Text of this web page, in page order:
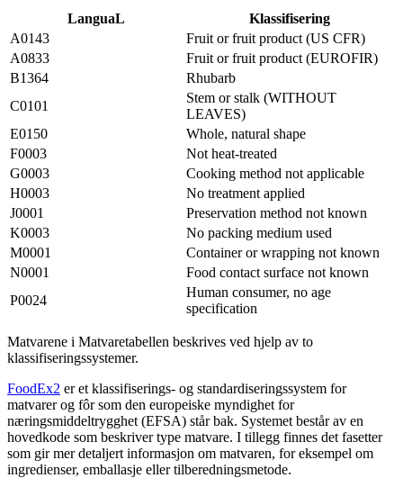
LanguaL
Klassifisering
A0143
Fruit or fruit product (US CFR)
A0833
Fruit or fruit product (EUROFIR)
B1364
Rhubarb
C0101
Stem or stalk (WITHOUT
LEAVES)
E0150
Whole, natural shape
F0003
Not heat-treated
G0003
Cooking method not applicable
H0003
No treatment applied
J0001
Preservation method not known
K0003
No packing medium used
M0001
Container or wrapping not known
N0001
Food contact surface not known
P0024
Human consumer, no age
specification
Matvarene i Matvaretabellen beskrives ved hjelp av to
klassifiseringssystemer.
FoodEx2 er et klassifiserings- og standardiseringssystem for
matvarer og fôr som den europeiske myndighet for
næringsmiddeltrygghet (EFSA) står bak. Systemet består av en
hovedkode som beskriver type matvare. I tillegg finnes det fasetter
som gir mer detaljert informasjon om matvaren, for eksempel om
ingredienser, emballasje eller tilberedningsmetode.